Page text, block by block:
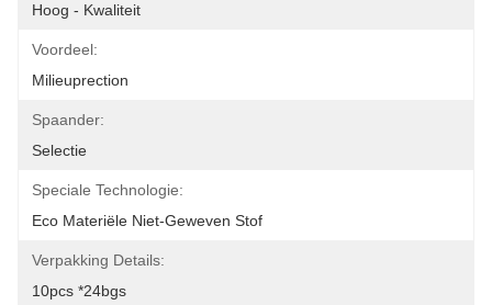
Hoog - Kwaliteit
Voordeel:
Milieuprection
Spaander:
Selectie
Speciale Technologie:
Eco Materiële Niet-Geweven Stof
Verpakking Details:
10pcs *24bgs